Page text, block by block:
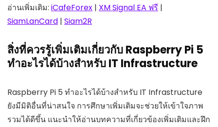
อ่านเพิ่มเติม: iCafeForex | XM Signal EA ฟรี |
SiamLanCard | Siam2R
สิ่งที่ควรรู้เพิ่มเติมเกี่ยวกับ Raspberry Pi 5
ทำอะไรได้บ้างสำหรับ IT Infrastructure
Raspberry Pi 5 ทำอะไรได้บ้างสำหรับ IT Infrastructure
ยังมีมิติอื่นที่น่าสนใจ การศึกษาเพิ่มเติมจะช่วยให้เข้าใจภาพ
รวมได้ดีขึ้น แนะนำให้อ่านบทความที่เกี่ยวข้องเพิ่มเติมและฝึก